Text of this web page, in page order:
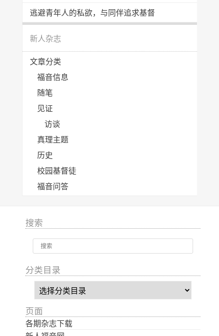
逃避青年人的私欲，与同伴追求基督
新人杂志
文章分类
福音信息
随笔
见证
访谈
真理主题
历史
校园基督徒
福音问答
搜索
分类目录
目
录
页面
各期杂志下载